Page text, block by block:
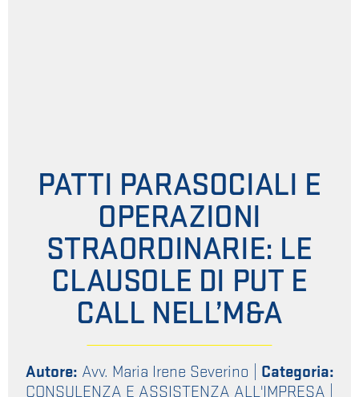
PATTI PARASOCIALI E
OPERAZIONI
STRAORDINARIE: LE
CLAUSOLE DI PUT E
CALL NELL’M&A
Autore: Avv. Maria Irene Severino
Categoria:
CONSULENZA E ASSISTENZA ALL'IMPRESA